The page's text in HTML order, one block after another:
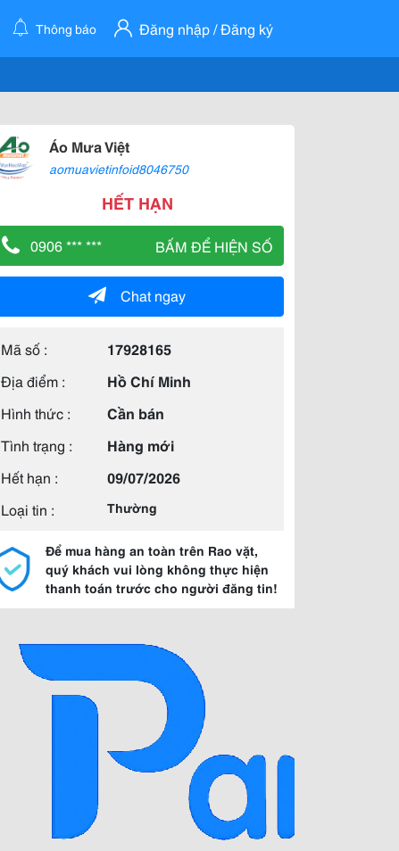
Thông báo Đăng nhập / Đăng ký
Áo Mưa Việt
aomuavietinfoid8046750
HẾT HẠN
0906 *** *** BẤM ĐỂ HIỆN SỐ
Chat ngay
Mã số :
17928165
Địa điểm :
Hồ Chí Minh
Hình thức :
Cần bán
Tình trạng :
Hàng mới
Hết hạn :
09/07/2026
Loại tin :
Thường
Để mua hàng an toàn trên Rao vặt,
quý khách vui lòng không thực hiện
thanh toán trước cho người đăng tin!